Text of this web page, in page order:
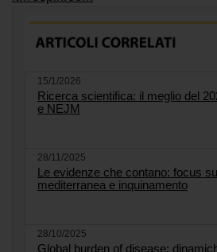
15/1/2026
Ricerca scientifica: il meglio del
e NEJM
28/11/2025
Le evidenze che contano: focus
mediterranea e inquinamento
28/10/2025
Global burden of disease: